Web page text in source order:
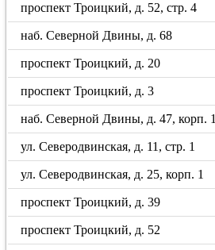
проспект Троицкий, д. 52, стр. 4
наб. Северной Двины, д. 68
проспект Троицкий, д. 20
проспект Троицкий, д. 3
наб. Северной Двины, д. 47, корп. 1
ул. Северодвинская, д. 11, стр. 1
ул. Северодвинская, д. 25, корп. 1
проспект Троицкий, д. 39
проспект Троицкий, д. 52